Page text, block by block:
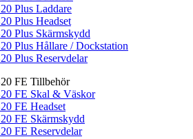
Plus Laddare
Plus Headset
Plus Skärmskydd
Plus Hållare / Dockstation
Plus Reservdelar
FE Tillbehör
FE Skal & Väskor
FE Headset
FE Skärmskydd
FE Reservdelar